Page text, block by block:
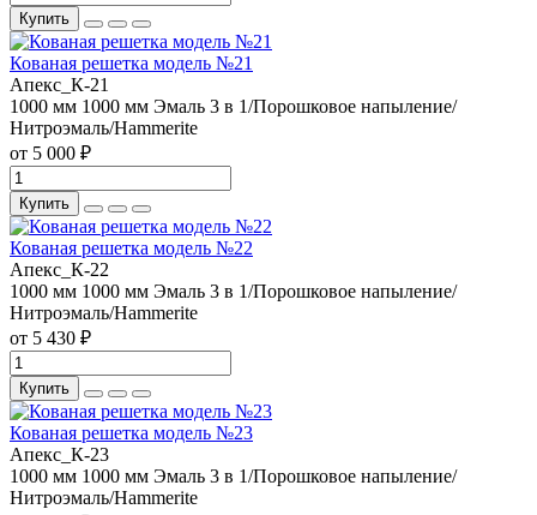
Купить
Кованая решетка модель №21
Апекс_К-21
1000 мм 1000 мм Эмаль 3 в 1/Порошковое напыление/
Нитроэмаль/Hammerite
от 5 000 ₽
Купить
Кованая решетка модель №22
Апекс_К-22
1000 мм 1000 мм Эмаль 3 в 1/Порошковое напыление/
Нитроэмаль/Hammerite
от 5 430 ₽
Купить
Кованая решетка модель №23
Апекс_К-23
1000 мм 1000 мм Эмаль 3 в 1/Порошковое напыление/
Нитроэмаль/Hammerite